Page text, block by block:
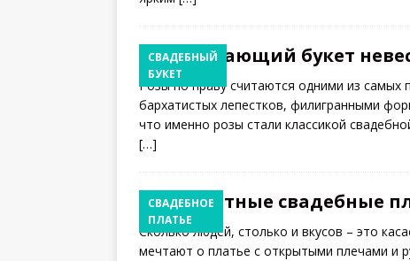
СВАДЕБНЫЙ
БУКЕТ
Потрясающий букет
Розы по праву считаются одними из самых
бархатистых лепестков, филигранными
что именно розы стали классикой
[…]
СВАДЕБНОЕ
ПЛАТЬЕ
Элегантные свадебные
Сколько людей, столько и вкусов – это
мечтают о платье с открытыми плечами и